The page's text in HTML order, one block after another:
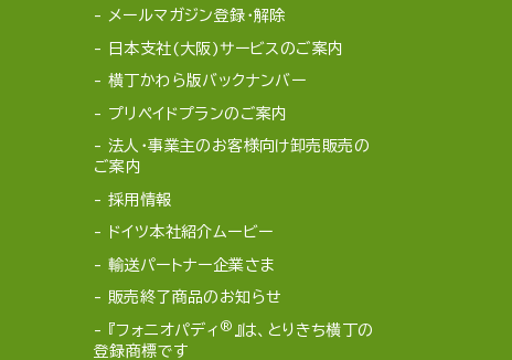
メールマガジン登録・解除
日本支社(大阪)サービスのご案内
横丁かわら版バックナンバー
プリペイドプランのご案内
法人・事業主のお客様向け卸売販売の
ご案内
採用情報
ドイツ本社紹介ムービー
輸送パートナー企業さま
販売終了商品のお知らせ
『フォニオパディ ® 』は、とりきち横丁の
登録商標です